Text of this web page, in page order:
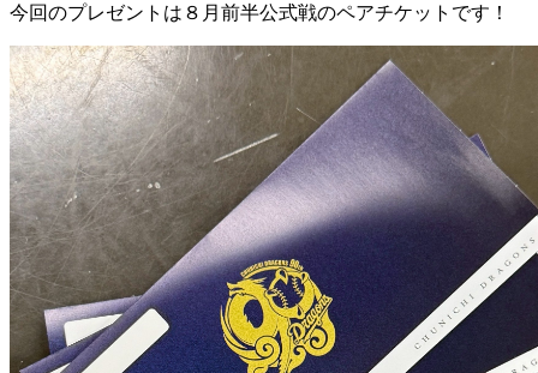
今回のプレゼントは ８月前半公式戦のペアチケット です！